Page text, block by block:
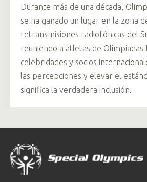
Durante más de una década,
se ha ganado un lugar en la zona
retransmisiones radiofónicas del
reuniendo a atletas de Olimpiadas
celebridades y socios
las percepciones y elevar el
significa la verdadera inclusión.